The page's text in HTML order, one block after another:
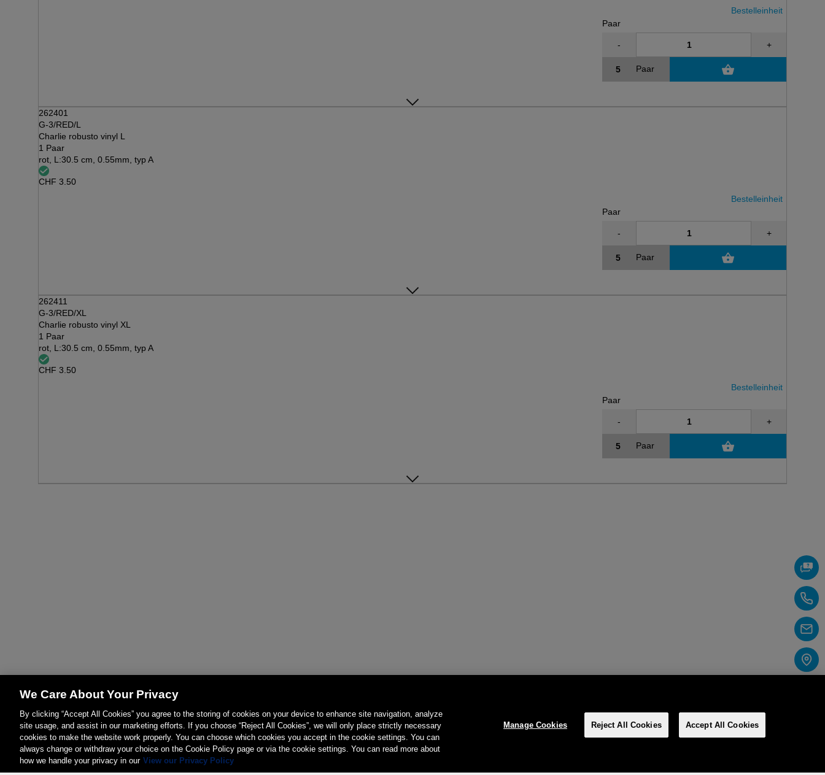
Bestelleinheit
Paar
- +
Paar
262401
G-3/RED/L
Charlie robusto vinyl L
1 Paar
rot, L:30.5 cm, 0.55mm, typ A
CHF 3.50
Bestelleinheit
Paar
- +
Paar
262411
G-3/RED/XL
Charlie robusto vinyl XL
1 Paar
rot, L:30.5 cm, 0.55mm, typ A
CHF 3.50
Bestelleinheit
Paar
- +
Paar
We Care About Your Privacy
By clicking “Accept All Cookies” you agree to the storing of cookies on your device to enhance site navigation, analyze
site usage, and assist in our marketing efforts. If you choose “Reject All Cookies”, we will only place strictly necessary
cookies to make the website work properly. You can choose which cookies you accept in the cookie settings. You can
always change or withdraw your choice on the Cookie Policy page or via the cookie settings. You can read more about
how we handle your privacy in our View our Privacy Policy
Manage Cookies Reject All Cookies Accept All Cookies